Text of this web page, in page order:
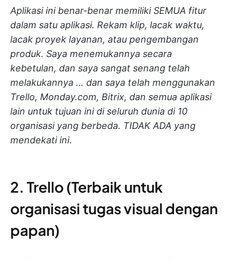
Aplikasi ini benar-benar memiliki SEMUA fitur
dalam satu aplikasi. Rekam klip, lacak waktu,
lacak proyek layanan, atau pengembangan
produk. Saya menemukannya secara
kebetulan, dan saya sangat senang telah
melakukannya … dan saya telah menggunakan
Trello, Monday.com, Bitrix, dan semua aplikasi
lain untuk tujuan ini di seluruh dunia di 10
organisasi yang berbeda. TIDAK ADA yang
mendekati ini.
2. Trello (Terbaik untuk
organisasi tugas visual dengan
papan)